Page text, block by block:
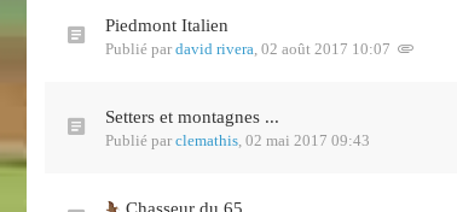
Piedmont Italien
Publié par david rivera, 02 août 2017 10:07
Setters et montagnes ...
Publié par clemathis, 02 mai 2017 09:43